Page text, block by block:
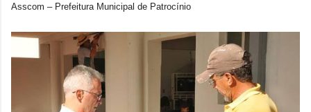
Asscom – Prefeitura Municipal de Patrocínio